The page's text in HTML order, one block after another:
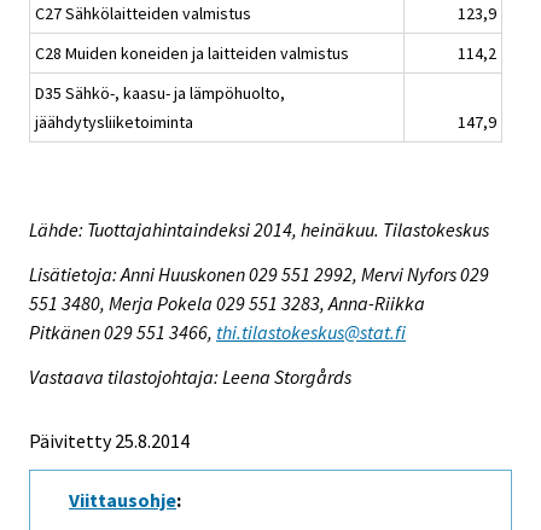
C27 Sähkölaitteiden valmistus
123,9
C28 Muiden koneiden ja laitteiden valmistus
114,2
D35 Sähkö-, kaasu- ja lämpöhuolto,
jäähdytysliiketoiminta
147,9
Lähde: Tuottajahintaindeksi 2014, heinäkuu. Tilastokeskus
Lisätietoja: Anni Huuskonen 029 551 2992, Mervi Nyfors 029
551 3480, Merja Pokela 029 551 3283, Anna-Riikka
Pitkänen 029 551 3466, thi.tilastokeskus@stat.fi
Vastaava tilastojohtaja: Leena Storgårds
Päivitetty 25.8.2014
Viittausohje: